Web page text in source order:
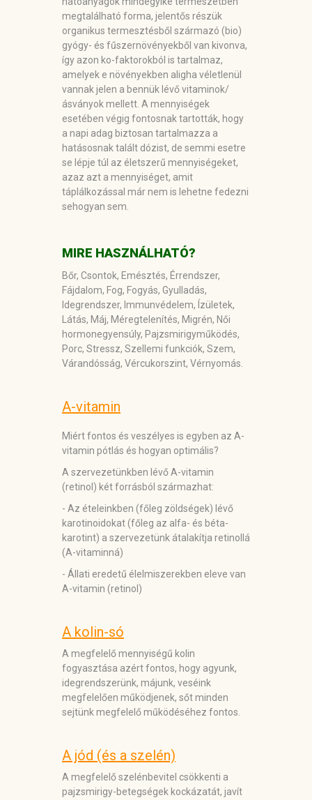
megtalálható forma, jelentős részük
organikus termesztésből származó (bio)
gyógy- és fűszernövényekből van kivonva,
így azon ko-faktorokból is tartalmaz,
amelyek e növényekben aligha véletlenül
vannak jelen a bennük lévő vitaminok/
ásványok mellett. A mennyiségek
esetében végig fontosnak tartották, hogy
a napi adag biztosan tartalmazza a
hatásosnak talált dózist, de semmi esetre
se lépje túl az életszerű mennyiségeket,
azaz azt a mennyiséget, amit
táplálkozással már nem is lehetne fedezni
sehogyan sem.
MIRE HASZNÁLHATÓ?
Bőr, Csontok, Emésztés, Érrendszer,
Fájdalom, Fog, Fogyás, Gyulladás,
Idegrendszer, Immunvédelem, Ízületek,
Látás, Máj, Méregtelenítés, Migrén, Női
hormonegyensúly, Pajzsmirigyműködés,
Porc, Stressz, Szellemi funkciók, Szem,
Várandósság, Vércukorszint, Vérnyomás.
A-vitamin
Miért fontos és veszélyes is egyben az A-
vitamin pótlás és hogyan optimális?
A szervezetünkben lévő A-vitamin
(retinol) két forrásból származhat:
- Az ételeinkben (főleg zöldségek) lévő
karotinoidokat (főleg az alfa- és béta-
karotint) a szervezetünk átalakítja retinollá
(A-vitaminná)
- Állati eredetű élelmiszerekben eleve van
A-vitamin (retinol)
A kolin-só
A megfelelő mennyiségű kolin
fogyasztása azért fontos, hogy agyunk,
idegrendszerünk, májunk, veséink
megfelelően működjenek, sőt minden
sejtünk megfelelő működéséhez fontos.
A jód (és a szelén)
A megfelelő szelénbevitel csökkenti a
pajzsmirigy-betegségek kockázatát, javít